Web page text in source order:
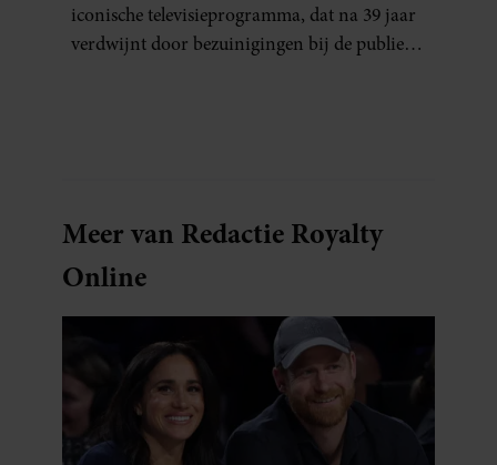
iconische televisieprogramma, dat na 39 jaar
verdwijnt door bezuinigingen bij de publieke
Meer van Redactie Royalty
Online